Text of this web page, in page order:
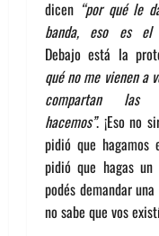
dicen “por qué le
banda, eso es el
Debajo está la
qué no me vienen a
compartan las
hacemos”. ¡Eso no
pidió que hagamos
pidió que hagas un
podés demandar
no sabe que vos